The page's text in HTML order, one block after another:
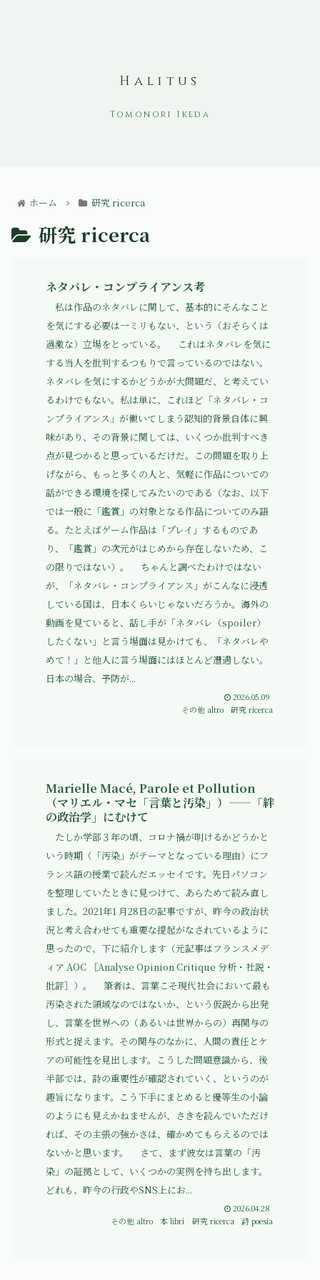
Halitus
ホーム 研究 ricerca
研究 ricerca
ネタバレ・コンプライアンス考
私は作品のネタバレに関して、基本的にそんなこと
を気にする必要は一ミリもない、という（おそらくは
過激な）立場をとっている。 これはネタバレを気に
する当人を批判するつもりで言っているのではない。
ネタバレを気にするかどうかが大問題だ、と考えてい
るわけでもない。私は単に、これほど「ネタバレ・コ
ンプライアンス」が働いてしまう認知的背景自体に興
味があり、その背景に関しては、いくつか批判すべき
点が見つかると思っているだけだ。この問題を取り上
げながら、もっと多くの人と、気軽に作品についての
話ができる環境を探してみたいのである（なお、以下
では一般に「鑑賞」の対象となる作品についてのみ語
る。たとえばゲーム作品は「プレイ」するものであ
り、「鑑賞」の次元がはじめから存在しないため、こ
の限りではない）。 ちゃんと調べたわけではない
が、「ネタバレ・コンプライアンス」がこんなに浸透
している国は、日本くらいじゃないだろうか。海外の
動画を見ていると、話し手が「ネタバレ（spoiler）
したくない」と言う場面は見かけても、「ネタバレや
めて！」と他人に言う場面にはほとんど遭遇しない。
日本の場合、予防が...
2026.05.09
その他 altro
研究 ricerca
Marielle Macé, Parole et Pollution
（マリエル・マセ「言葉と汚染」）——「絆
の政治学」にむけて
たしか学部３年の頃、コロナ禍が明けるかどうかと
いう時期（「汚染」がテーマとなっている理由）にフ
ランス語の授業で読んだエッセイです。先日パソコン
を整理していたときに見つけて、あらためて読み直し
ました。2021年1 月28日の記事ですが、昨今の政治状
況と考え合わせても重要な提起がなされているように
思ったので、下に紹介します（元記事はフランスメデ
ィア AOC ［Analyse Opinion Critique 分析・社説・
批評］）。 筆者は、言葉こそ現代社会において最も
汚染された領域なのではないか、という仮説から出発
し、言葉を世界への（あるいは世界からの）再関与の
形式と捉えます。その関与のなかに、人間の責任とケ
アの可能性を見出します。こうした問題意識から、後
半部では、詩の重要性が確認されていく、というのが
趣旨になります。こう下手にまとめると優等生の小論
のようにも見えかねませんが、さきを読んでいただけ
れば、その主張の強かさは、確かめてもらえるのでは
ないかと思います。 さて、まず彼女は言葉の「汚
染」の証拠として、いくつかの実例を持ち出します。
どれも、昨今の行政やSNS上にお...
2026.04.28
その他 altro
本 libri 研究 ricerca 詩 poesia